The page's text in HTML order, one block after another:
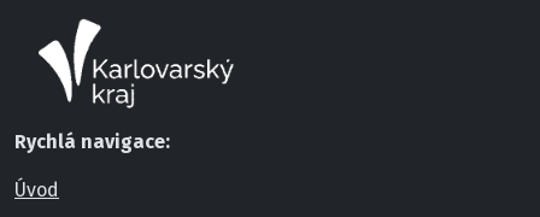
Rychlá navigace:
Úvod